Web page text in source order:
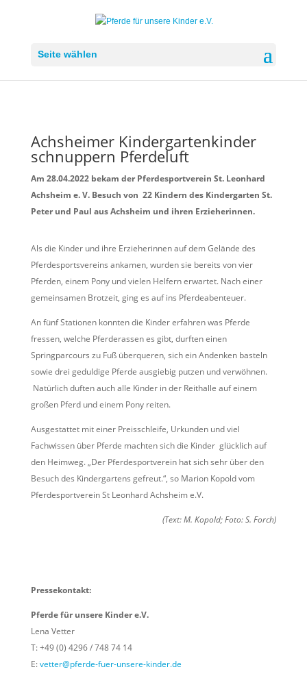
Seite wählen
Achsheimer Kindergartenkinder
schnuppern Pferdeluft
Am 28.04.2022 bekam der Pferdesportverein St. Leonhard
Achsheim e. V. Besuch von 22 Kindern des Kindergarten St.
Peter und Paul aus Achsheim und ihren Erzieherinnen.
Als die Kinder und ihre Erzieherinnen auf dem Gelände des
Pferdesportsvereins ankamen, wurden sie bereits von vier
Pferden, einem Pony und vielen Helfern erwartet. Nach einer
gemeinsamen Brotzeit, ging es auf ins Pferdeabenteuer.
An fünf Stationen konnten die Kinder erfahren was Pferde
fressen, welche Pferderassen es gibt, durften einen
Springparcours zu Fuß überqueren, sich ein Andenken basteln
sowie drei geduldige Pferde ausgiebig putzen und verwöhnen.
Natürlich duften auch alle Kinder in der Reithalle auf einem
großen Pferd und einem Pony reiten.
Ausgestattet mit einer Preisschleife, Urkunden und viel
Fachwissen über Pferde machten sich die Kinder glücklich auf
den Heimweg. „Der Pferdesportverein hat sich sehr über den
Besuch des Kindergartens gefreut.“, so Marion Kopold vom
Pferdesportverein St Leonhard Achsheim e.V.
(Text: M. Kopold; Foto: S. Forch)
Pressekontakt:
Pferde für unsere Kinder e.V.
Lena Vetter
T: +49 (0) 4296 / 748 74 14
E:vetter@pferde-fuer-unsere-kinder.de